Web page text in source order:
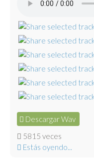
Descargar Wav
5815 veces
Estás oyendo...